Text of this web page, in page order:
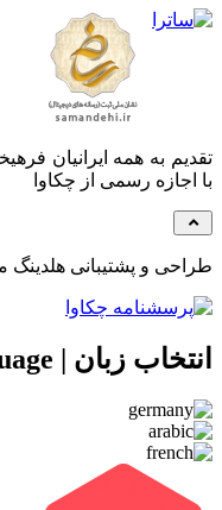
تقدیم به همه ایرانیان
با اجازه رسمی از چکاوا
طراحی و پشتیبانی هلدینگ
انتخاب زبان | Select Language